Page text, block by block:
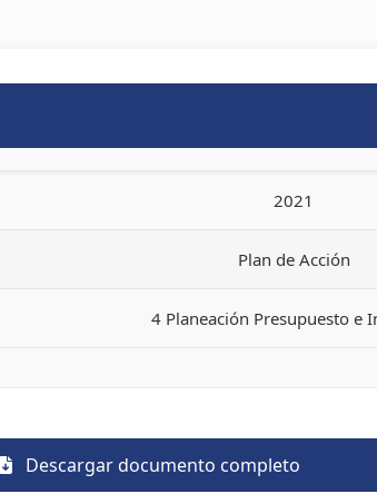
2021
Plan de Acción
4 Planeación Presupuesto e
Descargar documento completo